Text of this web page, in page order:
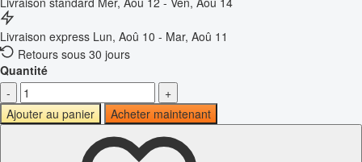
Livraison express Lun, Aoû 10 - Mar, Aoû 11
Retours sous 30 jours
Quantité
-
+
Ajouter au panier
Acheter maintenant